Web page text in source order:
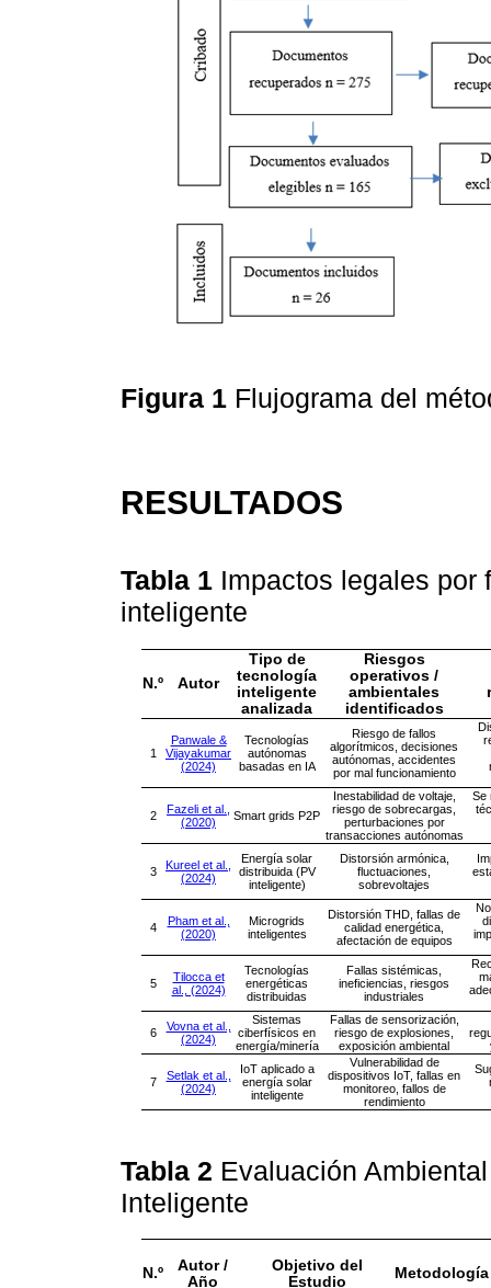
Figura 1 Flujograma del
RESULTADOS
Tabla 1 Impactos legales por
inteligente
N.º Autor
Tipo de
tecnología
inteligente
analizada
Riesgos
operativos /
ambientales
identificados
1
Panwale &
Vijayakumar
(2024)
Tecnologías
autónomas
basadas en IA
Riesgo de fallos
algorítmicos, decisiones
autónomas, accidentes
por mal funcionamiento
2
Fazeli et al.,
(2020)
Smart grids P2P
Inestabilidad de voltaje,
riesgo de sobrecargas,
perturbaciones por
transacciones autónomas
Se
3
Kureel et al.,
(2024)
Energía solar
distribuida (PV
inteligente)
Distorsión armónica,
fluctuaciones,
sobrevoltajes
4
Pham et al.,
(2020)
Microgrids
inteligentes
Distorsión THD, fallas de
calidad energética,
afectación de equipos
5
Tilocca et
al., (2024)
Tecnologías
energéticas
distribuidas
Fallas sistémicas,
ineficiencias, riesgos
industriales
6
Vovna et al.,
(2024)
Sistemas
ciberfísicos en
energía/minería
Fallas de sensorización,
riesgo de explosiones,
exposición ambiental
7
Setlak et al.,
(2024)
IoT aplicado a
energía solar
inteligente
Vulnerabilidad de
dispositivos IoT, fallas en
monitoreo, fallos de
rendimiento
Tabla 2 Evaluación
Inteligente
N.º
Autor /
Año
Objetivo del
Estudio
Metodología